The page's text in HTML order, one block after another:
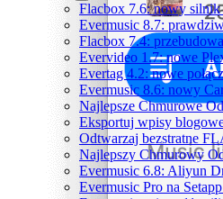
Flacbox 7.6: nowy
Evermusic 8.7:
Flacbox 7.4:
Evervideo 1.7: nowe
Evertag 4.2: nowe
Evermusic 8.6: nowy
Najlepsze Chmurowe
Eksportuj wpisy
Odtwarzaj bezstratne
Najlepszy Chmurowy
Evermusic 6.8: Aliyun
Evermusic Pro na